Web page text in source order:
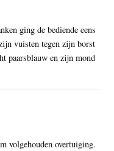
ging de bediende eens
vuisten tegen zijn borst
paarsblauw en zijn mond
volgehouden overtuiging.